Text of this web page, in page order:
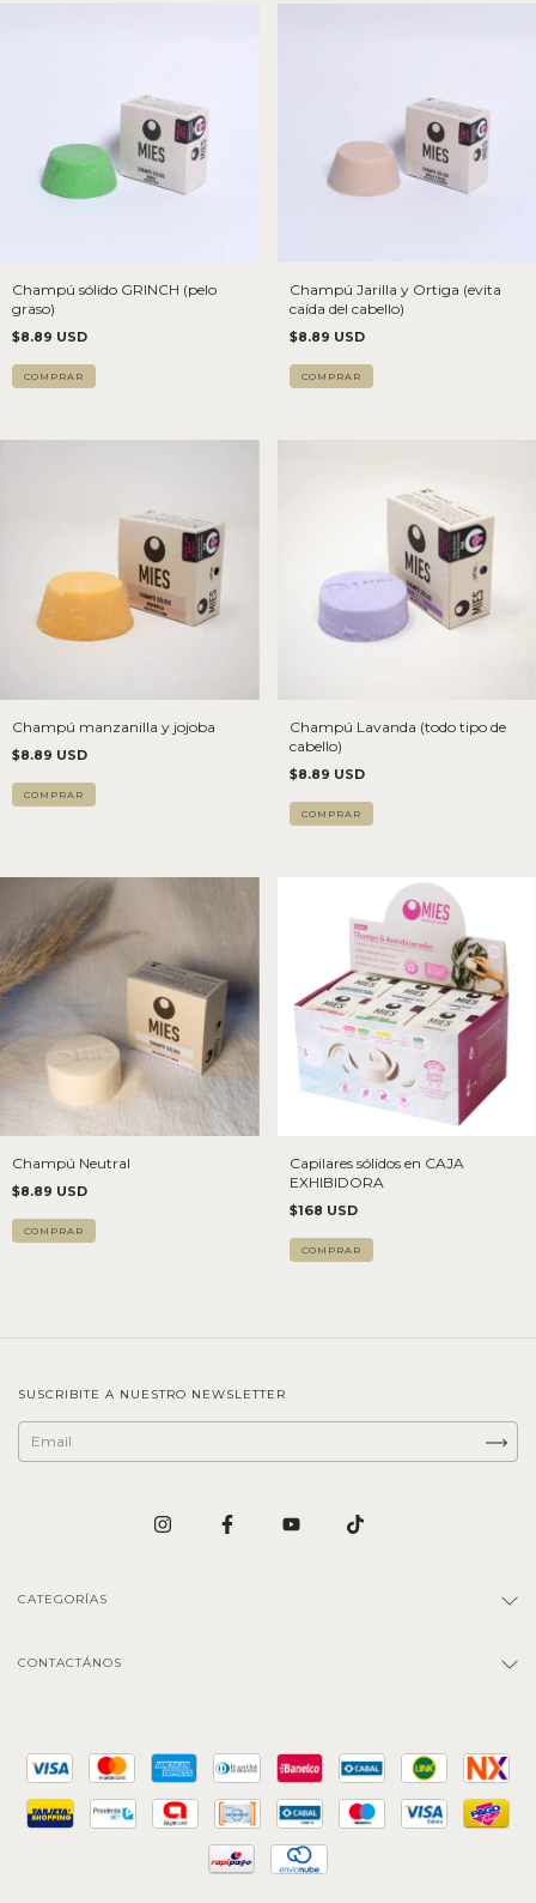
Champú sólido GRINCH (pelo
graso)
$8.89 USD
Champú Jarilla y Ortiga (evita
caída del cabello)
$8.89 USD
Champú manzanilla y jojoba
$8.89 USD
Champú Lavanda (todo tipo de
cabello)
$8.89 USD
Champú Neutral
$8.89 USD
Capilares sólidos en CAJA
EXHIBIDORA
$168 USD
SUSCRIBITE A NUESTRO NEWSLETTER
CATEGORÍAS
CONTACTÁNOS